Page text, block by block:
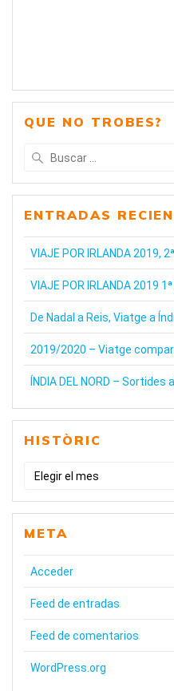
QUE NO TROBES?
Buscar:
ENTRADAS
VIAJE POR IRLANDA 2019,
VIAJE POR IRLANDA 2019
De Nadal a Reis, Viatge a
2019/2020 – Viatge
ÍNDIA DEL NORD –
HISTÒRIC
HISTÒRIC
META
Acceder
Feed de entradas
Feed de comentarios
WordPress.org